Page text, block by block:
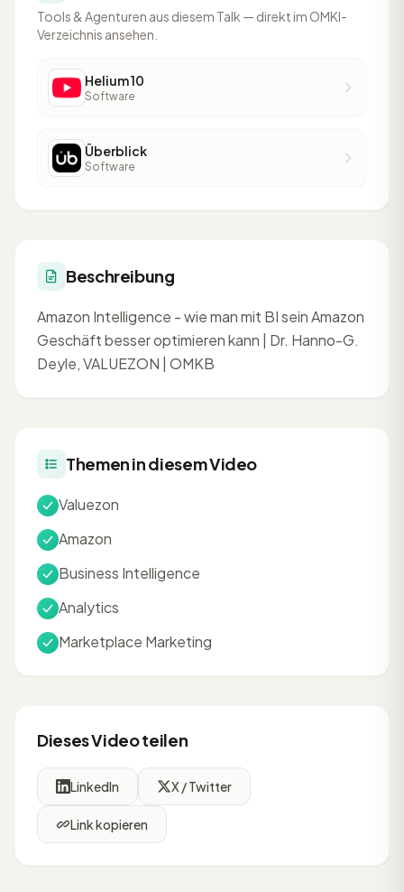
Tools & Agenturen aus diesem Talk — direkt im OMKI-
Verzeichnis ansehen.
Helium 10
Software
Überblick
Software
Beschreibung
Amazon Intelligence - wie man mit BI sein Amazon
Geschäft besser optimieren kann | Dr. Hanno-G.
Deyle, VALUEZON | OMKB
Themen in diesem Video
Valuezon
Amazon
Business Intelligence
Analytics
Marketplace Marketing
Dieses Video teilen
LinkedIn X / Twitter
Link kopieren